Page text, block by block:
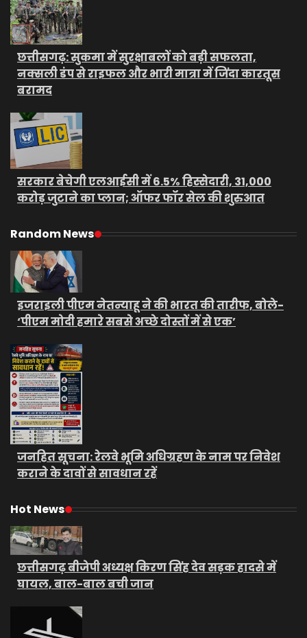
छत्तीसगढ़: सुकमा में सुरक्षाबलों को बड़ी सफलता,
नक्सली डंप से राइफल और भारी मात्रा में जिंदा कारतूस
बरामद
सरकार बेचेगी एलआईसी में 6.5% हिस्सेदारी, 31,000
करोड़ जुटाने का प्लान; ऑफर फॉर सेल की शुरुआत
Random News
इजराइली पीएम नेतन्याहू ने की भारत की तारीफ, बोले-
‘पीएम मोदी हमारे सबसे अच्छे दोस्तों में से एक’
जनहित सूचना: रेलवे भूमि अधिग्रहण के नाम पर निवेश
कराने के दावों से सावधान रहें
Hot News
छत्तीसगढ़ बीजेपी अध्यक्ष किरण सिंह देव सड़क हादसे में
घायल, बाल-बाल बची जान